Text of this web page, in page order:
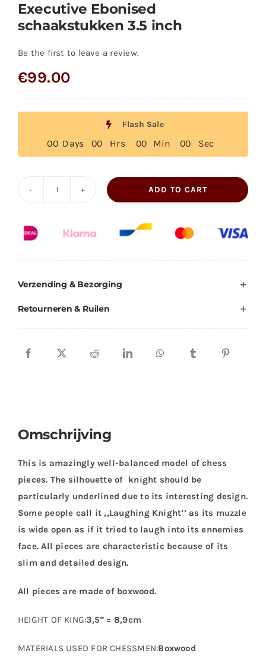
Executive Ebonised
schaakstukken 3.5 inch
Be the first to leave a review.
€99.00
Flash Sale
00 Days 00 Hrs 00 Min 00 Sec
schaakstukken
quantity
ADD TO CART
Verzending & Bezorging
Retourneren & Ruilen
Omschrijving
This is amazingly well-balanced model of chess
pieces. The silhouette of knight should be
particularly underlined due to its interesting design.
Some people call it ,,Laughing Knight’’ as its muzzle
is wide open as if it tried to laugh into its ennemies
face. All pieces are characteristic because of its
slim and detailed design.
All pieces are made of boxwood.
HEIGHT OF KING:3,5” = 8,9cm
MATERIALS USED FOR CHESSMEN:Boxwood